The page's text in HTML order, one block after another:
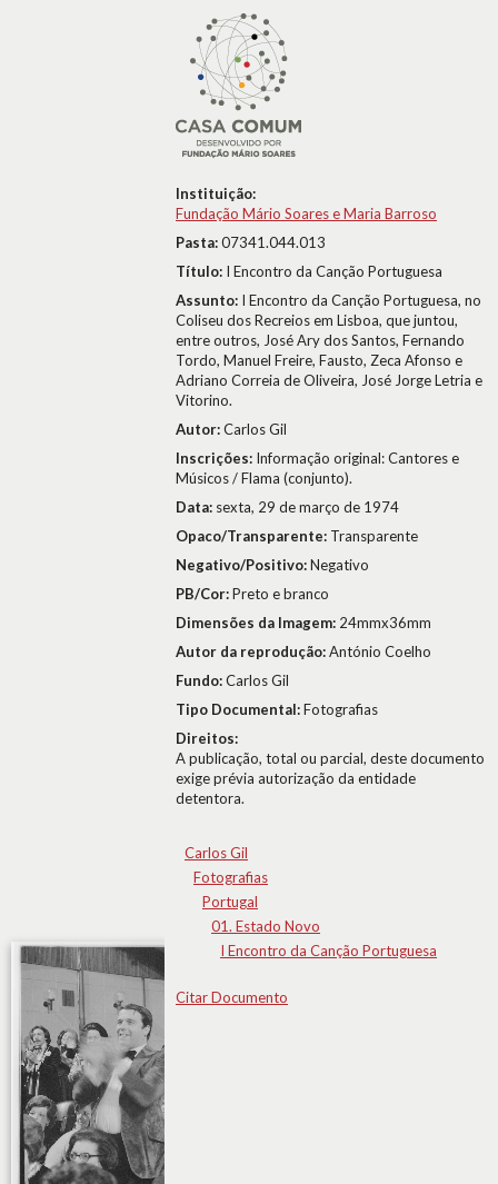
Instituição:
Fundação Mário Soares e Maria Barroso
Pasta:07341.044.013
Título: I Encontro da Canção Portuguesa
Assunto: I Encontro da Canção Portuguesa, no
Coliseu dos Recreios em Lisboa, que juntou,
entre outros, José Ary dos Santos, Fernando
Tordo, Manuel Freire, Fausto, Zeca Afonso e
Adriano Correia de Oliveira, José Jorge Letria e
Vitorino.
Autor:Carlos Gil
Inscrições: Informação original: Cantores e
Músicos / Flama (conjunto).
Data: sexta, 29 de março de 1974
Opaco/Transparente: Transparente
Negativo/Positivo:Negativo
PB/Cor:Preto e branco
Dimensões da Imagem: 24mmx36mm
Autor da reprodução:António Coelho
Fundo:Carlos Gil
Tipo Documental:Fotografias
Direitos:
A publicação, total ou parcial, deste documento
exige prévia autorização da entidade
detentora.
Carlos Gil
Fotografias
Portugal
01. Estado Novo
I Encontro da Canção Portuguesa
Citar Documento